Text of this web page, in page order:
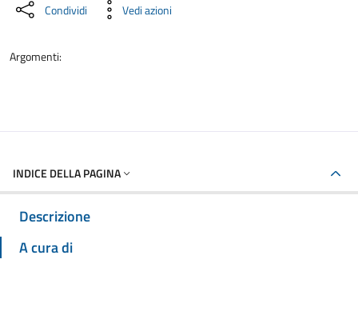
Condividi Vedi azioni
Argomenti:
INDICE DELLA PAGINA
Descrizione
A cura di